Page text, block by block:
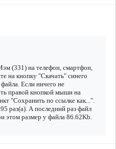
(331) на телефон, смартфон,
на кнопку "Скачать" синего
файла. Если ничего не
правой кнопкой мыши на
"Сохранить по ссылке как...".
раз(а). А последний раз файл
этом размер у файла 86.62Kb.